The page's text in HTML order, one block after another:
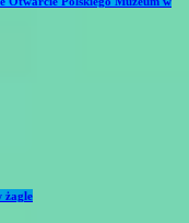
żagle